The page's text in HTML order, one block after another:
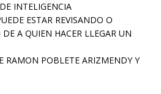
INTELIGENCIA
ESTAR REVISANDO O
A QUIEN HACER LLEGAR UN
RAMON POBLETE ARIZMENDY Y